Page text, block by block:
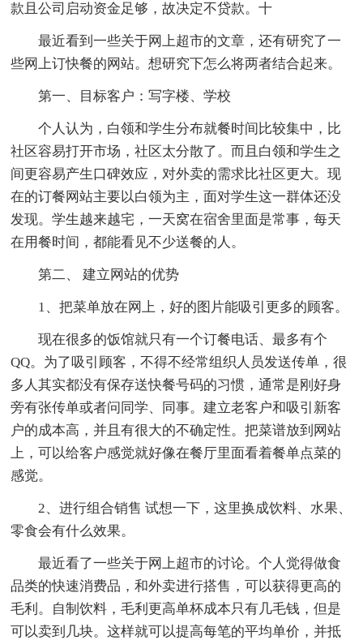
款且公司启动资金足够，故决定不贷款。十
最近看到一些关于网上超市的文章，还有研究了一
些网上订快餐的网站。想研究下怎么将两者结合起来。
第一、目标客户：写字楼、学校
个人认为，白领和学生分布就餐时间比较集中，比
社区容易打开市场，社区太分散了。而且白领和学生之
间更容易产生口碑效应，对外卖的需求比社区更大。现
在的订餐网站主要以白领为主，面对学生这一群体还没
发现。学生越来越宅，一天窝在宿舍里面是常事，每天
在用餐时间，都能看见不少送餐的人。
第二、 建立网站的优势
1、把菜单放在网上，好的图片能吸引更多的顾客。
现在很多的饭馆就只有一个订餐电话、最多有个
QQ。为了吸引顾客，不得不经常组织人员发送传单，很
多人其实都没有保存送快餐号码的习惯，通常是刚好身
旁有张传单或者问同学、同事。建立老客户和吸引新客
户的成本高，并且有很大的不确定性。把菜谱放到网站
上，可以给客户感觉就好像在餐厅里面看着餐单点菜的
感觉。
2、进行组合销售 试想一下，这里换成饮料、水果、
零食会有什么效果。
最近看了一些关于网上超市的讨论。个人觉得做食
品类的快速消费品，和外卖进行搭售，可以获得更高的
毛利。自制饮料，毛利更高单杯成本只有几毛钱，但是
可以卖到几块。这样就可以提高每笔的平均单价，并抵